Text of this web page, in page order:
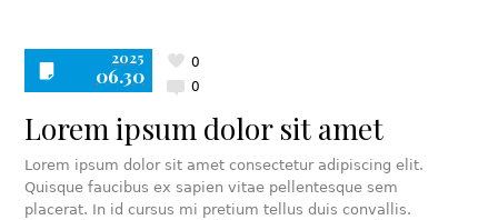
2025
06.30 0
0
Lorem ipsum dolor sit amet
Lorem ipsum dolor sit amet consectetur adipiscing elit.
Quisque faucibus ex sapien vitae pellentesque sem
placerat. In id cursus mi pretium tellus duis convallis.